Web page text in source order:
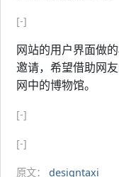
[-]
网站的用户界面做
邀请，希望借助网
网中的博物馆。
[-]
[-]
原文： designtaxi